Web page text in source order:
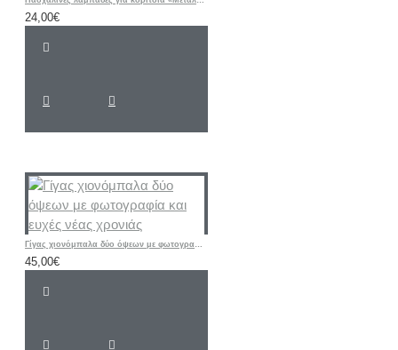
24,00€
Γίγας χιονόμπαλα δύο όψεων με φωτογραφία και ευχές νέας χρονιάς
45,00€